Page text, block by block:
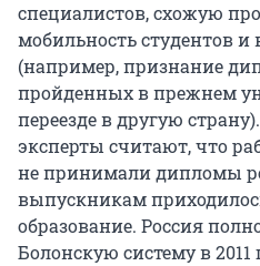
специалистов, схожую
мобильность студентов
(например, признание
пройденных в прежнем
переезде в другую
эксперты считают, что
не принимали дипломы
выпускникам
образование. Россия
Болонскую систему в 2011